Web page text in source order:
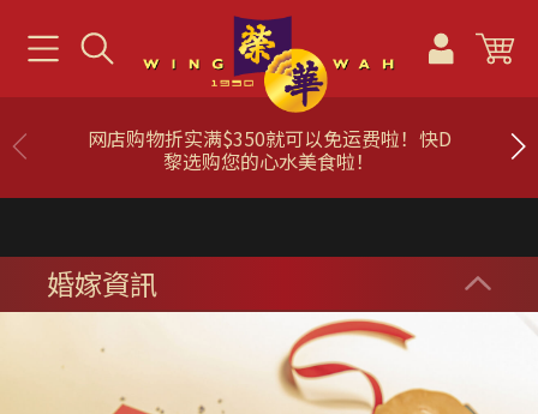
「荣华First Mask」全部香港制造，符合美国
标准ASTM Level 3。
婚嫁資訊